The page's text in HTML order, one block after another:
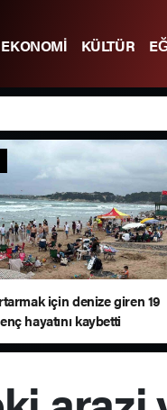
EKONOMİ KÜLTÜR
için denize giren 19
hayatını kaybetti